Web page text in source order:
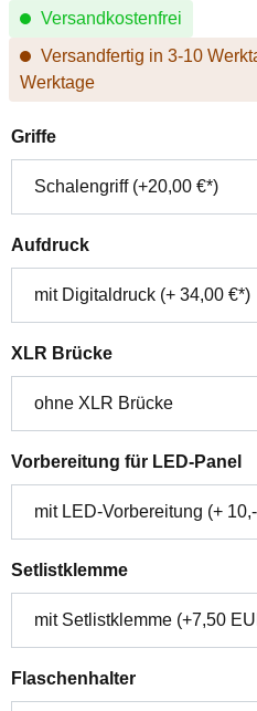
Versandkostenfrei
Versandfertig in 3-10
Werktage
Griffeauswählen
Aufdruckauswählen
XLR Brückeauswählen
Vorbereitung für LED-Panel
Setlistklemmeauswählen
Flaschenhalterauswählen